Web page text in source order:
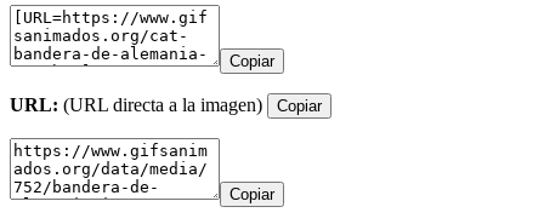
Copiar
URL: (URL directa a la imagen) Copiar
Copiar